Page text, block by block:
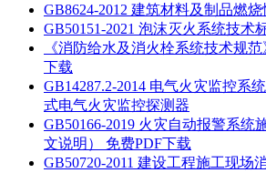
GB8624-2012 建筑材料及制品燃
GB50151-2021 泡沫灭火系统技术
《消防给水及消火栓系统技术规
下载
GB14287.2-2014 电气火灾监控系
式电气火灾监控探测器
GB50166-2019 火灾自动报警系统
文说明） 免费PDF下载
GB50720-2011 建设工程施工现场